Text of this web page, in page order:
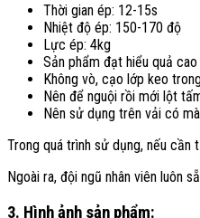
Thời gian ép: 12-15s
Nhiệt độ ép: 150-170 độ
Lực ép: 4kg
Sản phẩm đạt hiểu quả
Không vò, cạo lớp keo
Nên để nguội rồi mới lột
Nên sử dụng trên vải có
Trong quá trình sử dụng, nếu cần
Ngoài ra, đội ngũ nhân viên luôn
3. Hình ảnh sản phẩm: